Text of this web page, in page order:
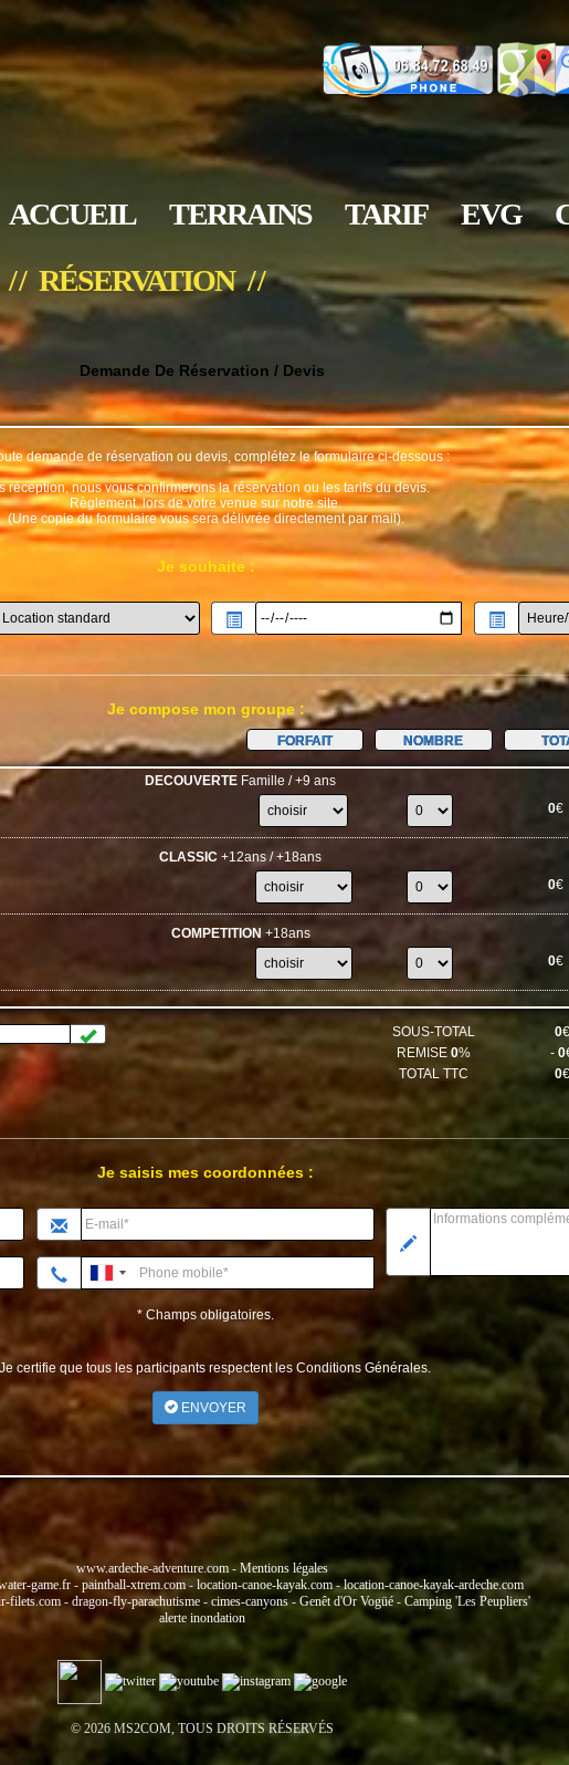
ACCUEIL TERRAINS TARIF EVG
/ / RÉSERVATION / /
Demande De Réservation / Devis
demande de réservation ou devis, complétez le formulaire ci-dessous :
réception, nous vous confirmerons la réservation ou les tarifs du devis.
Règlement, lors de votre venue sur notre site.
(Une copie du formulaire vous sera délivrée directement par mail).
Je souhaite :
Je compose mon groupe :
FORFAIT NOMBRE
DECOUVERTE Famille / +9 ans
0€
CLASSIC +12ans / +18ans
0€
COMPETITION +18ans
0€
SOUS-TOTAL 0€
REMISE 0% -0
TOTAL TTC
0€
Je saisis mes coordonnées :
* Champs obligatoires.
certifie que tous les participants respectent les Conditions Générales.
ENVOYER
www.ardeche-adventure.com - Mentions légales
game.fr - paintball-xtrem.com - location-canoe-kayak.com-location-canoe-kayak-ardeche.com
filets.com- dragon-fly-parachutisme - cimes-canyons- Genêt d'Or Vogüé - Camping 'Les Peupliers'
alerte inondation
© 2026 MS2COM, TOUS DROITS RÉSERVÉS